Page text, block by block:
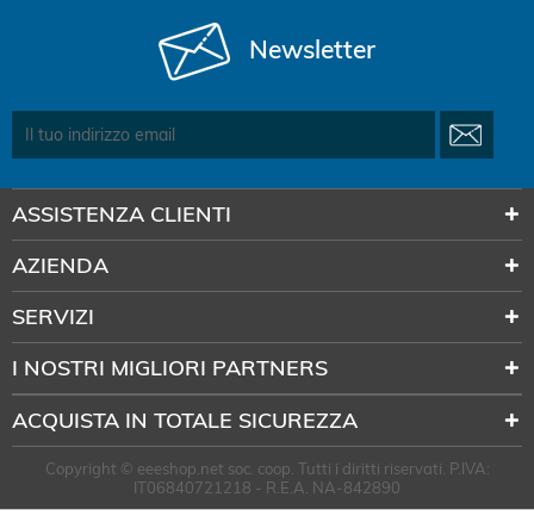
Newsletter
ASSISTENZA CLIENTI
AZIENDA
SERVIZI
I NOSTRI MIGLIORI PARTNERS
ACQUISTA IN TOTALE SICUREZZA
Copyright © eeeshop.net soc. coop. Tutti i diritti riservati. P.IVA:
IT06840721218 - R.E.A. NA-842890